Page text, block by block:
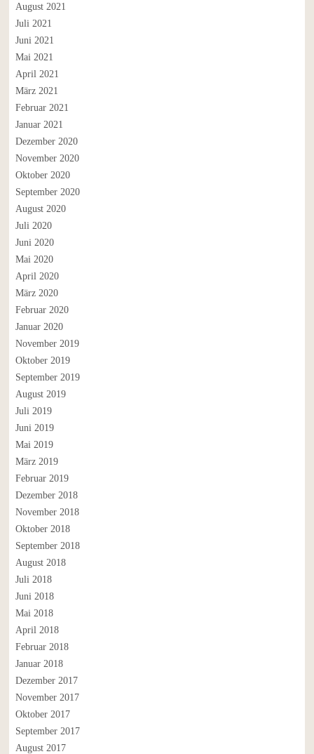
August 2021
Juli 2021
Juni 2021
Mai 2021
April 2021
März 2021
Februar 2021
Januar 2021
Dezember 2020
November 2020
Oktober 2020
September 2020
August 2020
Juli 2020
Juni 2020
Mai 2020
April 2020
März 2020
Februar 2020
Januar 2020
November 2019
Oktober 2019
September 2019
August 2019
Juli 2019
Juni 2019
Mai 2019
März 2019
Februar 2019
Dezember 2018
November 2018
Oktober 2018
September 2018
August 2018
Juli 2018
Juni 2018
Mai 2018
April 2018
Februar 2018
Januar 2018
Dezember 2017
November 2017
Oktober 2017
September 2017
August 2017